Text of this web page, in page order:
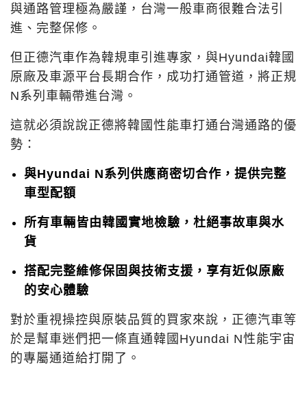
與通路管理極為嚴謹，台灣一般車商很難合法引
進、完整保修。
但正德汽車作為韓規車引進專家，與Hyundai韓國
原廠及車源平台長期合作，成功打通管道，將正規
N系列車輛帶進台灣。
這就必須說說正德將韓國性能車打通台灣通路的優
勢：
與Hyundai N系列供應商密切合作，提供完整
車型配額
所有車輛皆由韓國實地檢驗，杜絕事故車與水
貨
搭配完整維修保固與技術支援，享有近似原廠
的安心體驗
對於重視操控與原裝品質的買家來說，正德汽車等
於是幫車迷們把一條直通韓國Hyundai N性能宇宙
的專屬通道給打開了。